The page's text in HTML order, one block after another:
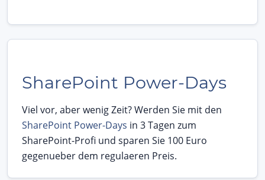
SharePoint Power-Days
Viel vor, aber wenig Zeit? Werden Sie mit den
SharePoint Power-Days in 3 Tagen zum
SharePoint-Profi und sparen Sie 100 Euro
gegenueber dem regulaeren Preis.